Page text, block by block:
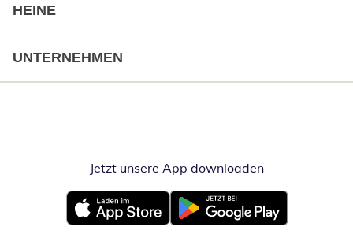
HEINE
UNTERNEHMEN
Jetzt unsere App downloadenÖffnet in
Öffnet in neuem FensterÖffnet in neuem Fenster